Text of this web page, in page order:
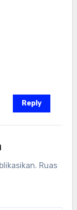
Reply
Ruas